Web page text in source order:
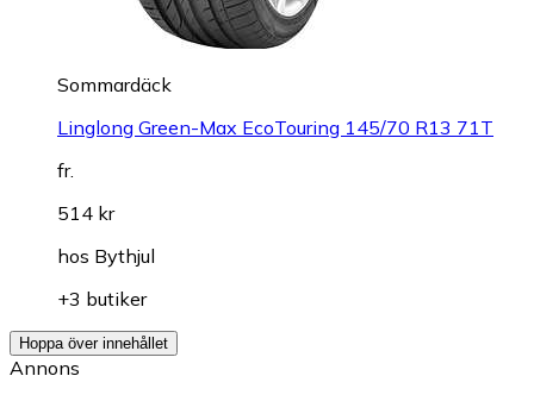
Sommardäck
Linglong Green-Max EcoTouring 145/70 R13 71T
fr.
514 kr
hos Bythjul
+3 butiker
Hoppa över innehållet
Annons